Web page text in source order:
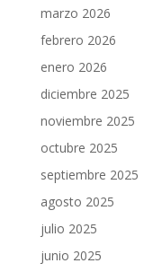
marzo 2026
febrero 2026
enero 2026
diciembre 2025
noviembre 2025
octubre 2025
septiembre 2025
agosto 2025
julio 2025
junio 2025